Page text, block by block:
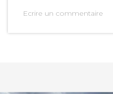
Ecrire un commentaire